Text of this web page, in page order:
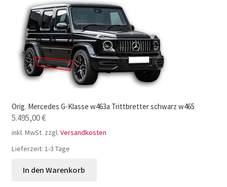
Orig. Mercedes G-Klasse w463a Trittbretter schwarz w465
5.495,00€
inkl. MwSt. zzgl. Versandkosten
Lieferzeit: 1-3 Tage
In den Warenkorb